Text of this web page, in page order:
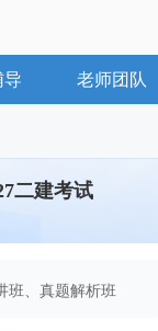
导 老师团队
二建考试
班、真题解析班